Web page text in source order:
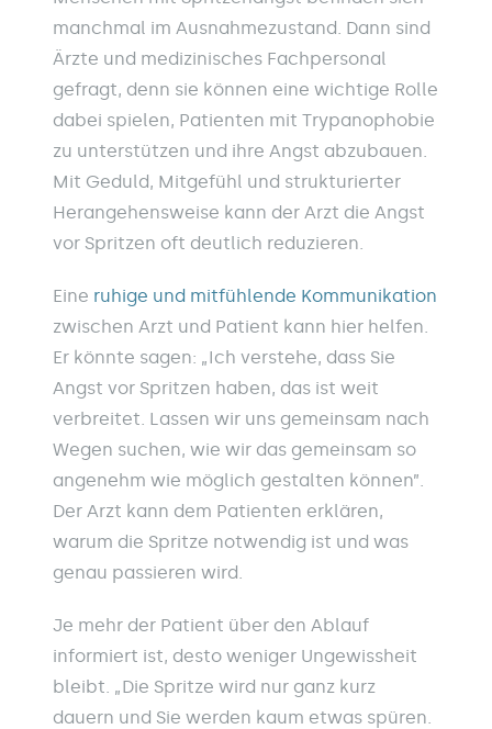
manchmal im Ausnahmezustand. Dann sind
Ärzte und medizinisches Fachpersonal
gefragt, denn sie können eine wichtige Rolle
dabei spielen, Patienten mit Trypanophobie
zu unterstützen und ihre Angst abzubauen.
Mit Geduld, Mitgefühl und strukturierter
Herangehensweise kann der Arzt die Angst
vor Spritzen oft deutlich reduzieren.
Eine ruhige und mitfühlende Kommunikation
zwischen Arzt und Patient kann hier helfen.
Er könnte sagen: „Ich verstehe, dass Sie
Angst vor Spritzen haben, das ist weit
verbreitet. Lassen wir uns gemeinsam nach
Wegen suchen, wie wir das gemeinsam so
angenehm wie möglich gestalten können”.
Der Arzt kann dem Patienten erklären,
warum die Spritze notwendig ist und was
genau passieren wird.
Je mehr der Patient über den Ablauf
informiert ist, desto weniger Ungewissheit
bleibt. „Die Spritze wird nur ganz kurz
dauern und Sie werden kaum etwas spüren.